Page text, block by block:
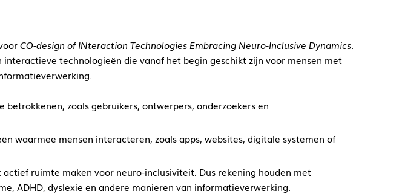
CO-design of INteraction Technologies Embracing Neuro-Inclusive Dynamics.
technologieën die vanaf het begin geschikt zijn voor mensen met
betrokkenen, zoals gebruikers, ontwerpers, onderzoekers en
waarmee mensen interacteren, zoals apps, websites, digitale systemen of
: actief ruimte maken voor neuro-inclusiviteit. Dus rekening houden met
ADHD, dyslexie en andere manieren van informatieverwerking.